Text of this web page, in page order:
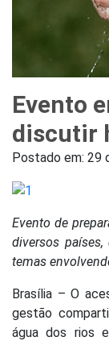
Evento
discutir
Postado em: 29
Evento de
diversos
temas
Brasília – O
gestão
água dos rios